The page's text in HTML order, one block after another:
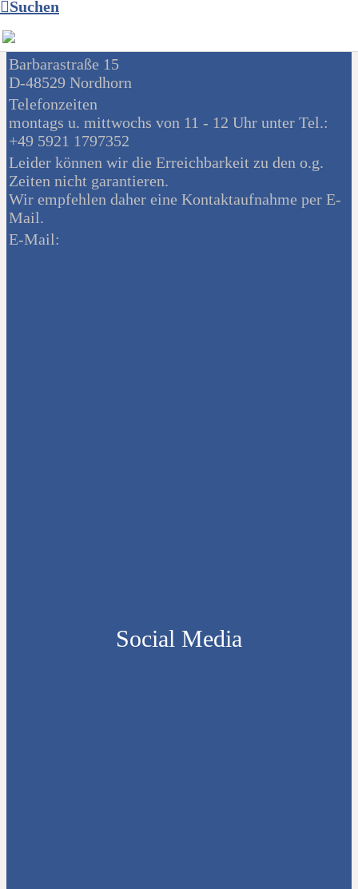
Suchen
Korbweidenweg 5
Geschäftsstelle:
Barbarastraße 15
D-48529 Nordhorn
Telefonzeiten
montags u. mittwochs von 11 - 12 Uhr unter Tel.:
+49 5921 1797352
Leider können wir die Erreichbarkeit zu den o.g.
Zeiten nicht garantieren.
Wir empfehlen daher eine Kontaktaufnahme per E-
Mail.
E-Mail:
Social Media